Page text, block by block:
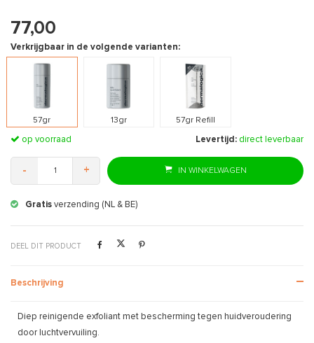
77,00
Verkrijgbaar in de volgende varianten:
57gr 13gr 57gr Refill
op voorraad Levertijd: direct leverbaar
- + IN WINKELWAGEN
DEEL DIT PRODUCT
Beschrijving
Diep reinigende exfoliant met bescherming tegen huidveroudering
door luchtvervuiling.